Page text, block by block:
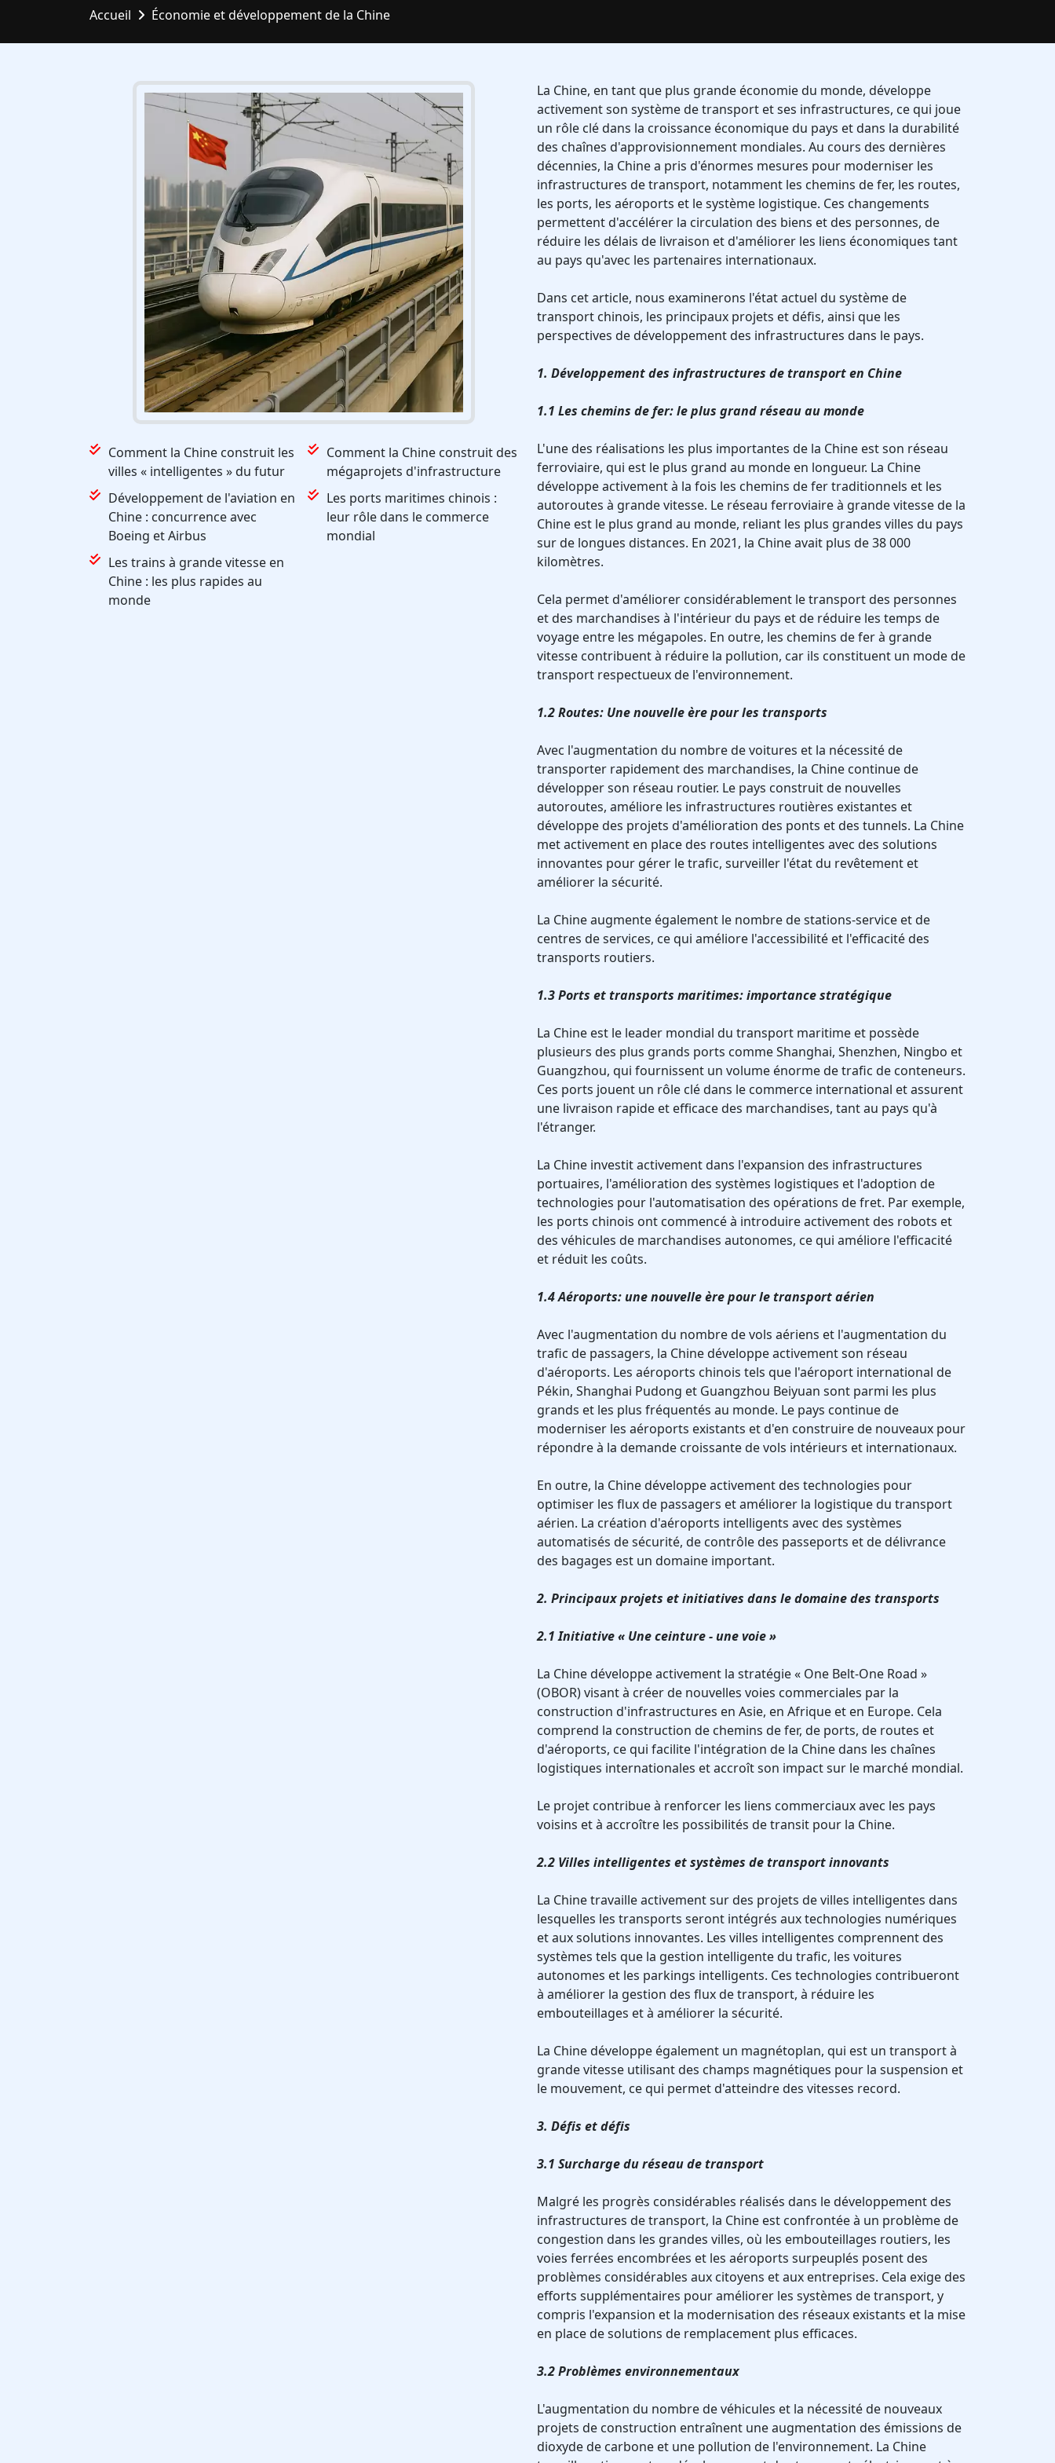
Accueil Économie et développement de la Chine
Comment la Chine construit les
villes « intelligentes » du futur
Comment la Chine construit des
mégaprojets d'infrastructure
Développement de l'aviation en
Chine : concurrence avec
Boeing et Airbus
Les ports maritimes chinois :
leur rôle dans le commerce
mondial
Les trains à grande vitesse en
Chine : les plus rapides au
monde
La Chine, en tant que plus grande économie du monde, développe
activement son système de transport et ses infrastructures, ce qui joue
un rôle clé dans la croissance économique du pays et dans la durabilité
des chaînes d'approvisionnement mondiales. Au cours des dernières
décennies, la Chine a pris d'énormes mesures pour moderniser les
infrastructures de transport, notamment les chemins de fer, les routes,
les ports, les aéroports et le système logistique. Ces changements
permettent d'accélérer la circulation des biens et des personnes, de
réduire les délais de livraison et d'améliorer les liens économiques tant
au pays qu'avec les partenaires internationaux.
Dans cet article, nous examinerons l'état actuel du système de
transport chinois, les principaux projets et défis, ainsi que les
perspectives de développement des infrastructures dans le pays.
1. Développement des infrastructures de transport en Chine
1.1 Les chemins de fer: le plus grand réseau au monde
L'une des réalisations les plus importantes de la Chine est son réseau
ferroviaire, qui est le plus grand au monde en longueur. La Chine
développe activement à la fois les chemins de fer traditionnels et les
autoroutes à grande vitesse. Le réseau ferroviaire à grande vitesse de la
Chine est le plus grand au monde, reliant les plus grandes villes du pays
sur de longues distances. En 2021, la Chine avait plus de 38 000
kilomètres.
Cela permet d'améliorer considérablement le transport des personnes
et des marchandises à l'intérieur du pays et de réduire les temps de
voyage entre les mégapoles. En outre, les chemins de fer à grande
vitesse contribuent à réduire la pollution, car ils constituent un mode de
transport respectueux de l'environnement.
1.2 Routes: Une nouvelle ère pour les transports
Avec l'augmentation du nombre de voitures et la nécessité de
transporter rapidement des marchandises, la Chine continue de
développer son réseau routier. Le pays construit de nouvelles
autoroutes, améliore les infrastructures routières existantes et
développe des projets d'amélioration des ponts et des tunnels. La Chine
met activement en place des routes intelligentes avec des solutions
innovantes pour gérer le trafic, surveiller l'état du revêtement et
améliorer la sécurité.
La Chine augmente également le nombre de stations-service et de
centres de services, ce qui améliore l'accessibilité et l'efficacité des
transports routiers.
1.3 Ports et transports maritimes: importance stratégique
La Chine est le leader mondial du transport maritime et possède
plusieurs des plus grands ports comme Shanghai, Shenzhen, Ningbo et
Guangzhou, qui fournissent un volume énorme de trafic de conteneurs.
Ces ports jouent un rôle clé dans le commerce international et assurent
une livraison rapide et efficace des marchandises, tant au pays qu'à
l'étranger.
La Chine investit activement dans l'expansion des infrastructures
portuaires, l'amélioration des systèmes logistiques et l'adoption de
technologies pour l'automatisation des opérations de fret. Par exemple,
les ports chinois ont commencé à introduire activement des robots et
des véhicules de marchandises autonomes, ce qui améliore l'efficacité
et réduit les coûts.
1.4 Aéroports: une nouvelle ère pour le transport aérien
Avec l'augmentation du nombre de vols aériens et l'augmentation du
trafic de passagers, la Chine développe activement son réseau
d'aéroports. Les aéroports chinois tels que l'aéroport international de
Pékin, Shanghai Pudong et Guangzhou Beiyuan sont parmi les plus
grands et les plus fréquentés au monde. Le pays continue de
moderniser les aéroports existants et d'en construire de nouveaux pour
répondre à la demande croissante de vols intérieurs et internationaux.
En outre, la Chine développe activement des technologies pour
optimiser les flux de passagers et améliorer la logistique du transport
aérien. La création d'aéroports intelligents avec des systèmes
automatisés de sécurité, de contrôle des passeports et de délivrance
des bagages est un domaine important.
2. Principaux projets et initiatives dans le domaine des transports
2.1 Initiative « Une ceinture - une voie »
La Chine développe activement la stratégie « One Belt-One Road »
(OBOR) visant à créer de nouvelles voies commerciales par la
construction d'infrastructures en Asie, en Afrique et en Europe. Cela
comprend la construction de chemins de fer, de ports, de routes et
d'aéroports, ce qui facilite l'intégration de la Chine dans les chaînes
logistiques internationales et accroît son impact sur le marché mondial.
Le projet contribue à renforcer les liens commerciaux avec les pays
voisins et à accroître les possibilités de transit pour la Chine.
2.2 Villes intelligentes et systèmes de transport innovants
La Chine travaille activement sur des projets de villes intelligentes dans
lesquelles les transports seront intégrés aux technologies numériques
et aux solutions innovantes. Les villes intelligentes comprennent des
systèmes tels que la gestion intelligente du trafic, les voitures
autonomes et les parkings intelligents. Ces technologies contribueront
à améliorer la gestion des flux de transport, à réduire les
embouteillages et à améliorer la sécurité.
La Chine développe également un magnétoplan, qui est un transport à
grande vitesse utilisant des champs magnétiques pour la suspension et
le mouvement, ce qui permet d'atteindre des vitesses record.
3. Défis et défis
3.1 Surcharge du réseau de transport
Malgré les progrès considérables réalisés dans le développement des
infrastructures de transport, la Chine est confrontée à un problème de
congestion dans les grandes villes, où les embouteillages routiers, les
voies ferrées encombrées et les aéroports surpeuplés posent des
problèmes considérables aux citoyens et aux entreprises. Cela exige des
efforts supplémentaires pour améliorer les systèmes de transport, y
compris l'expansion et la modernisation des réseaux existants et la mise
en place de solutions de remplacement plus efficaces.
3.2 Problèmes environnementaux
L'augmentation du nombre de véhicules et la nécessité de nouveaux
projets de construction entraînent une augmentation des émissions de
dioxyde de carbone et une pollution de l'environnement. La Chine